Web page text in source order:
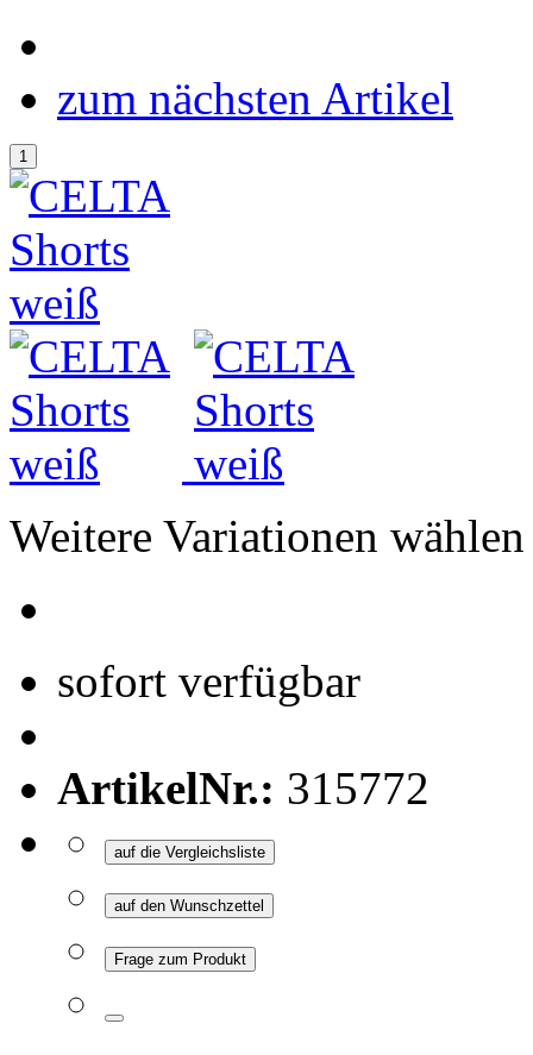
zum nächsten Artikel
Weitere Variationen wählen
sofort verfügbar
ArtikelNr.: 315772
auf die Vergleichsliste
auf den Wunschzettel
Frage zum Produkt